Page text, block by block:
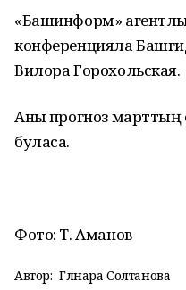
«Башинформ»
конференцияла
Вилора Горохольская.
Аныҡ прогноз
буласаҡ.
Фото: Т. Аманов
Автор: Гөлнара Солтанова